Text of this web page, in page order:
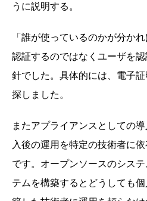
うに説明する。
「誰が使っているのかが分か
認証するのではなくユーザを
針でした。具体的には、電子
探しました。
またアプライアンスとしての
入後の運用を特定の技術者に
です。オープンソースのシス
テムを構築するとどうしても